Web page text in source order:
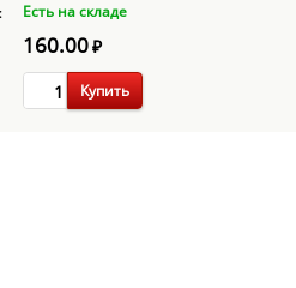
Есть на складе
160.00₽
Купить